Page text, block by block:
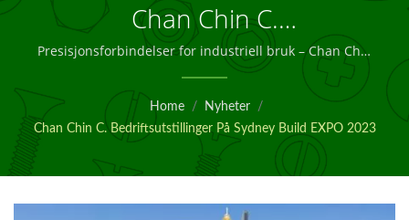
Chan Chin C.
Bedriftsutstillinger På Sydney
Build EXPO 2023 |
Ingeniørfester For Bygg –
Chan Chin C.
Presisjonsforbindelser for industriell bruk – Chan Chin
C.
Home / Nyheter
/
Chan Chin C. Bedriftsutstillinger På Sydney Build EXPO 2023